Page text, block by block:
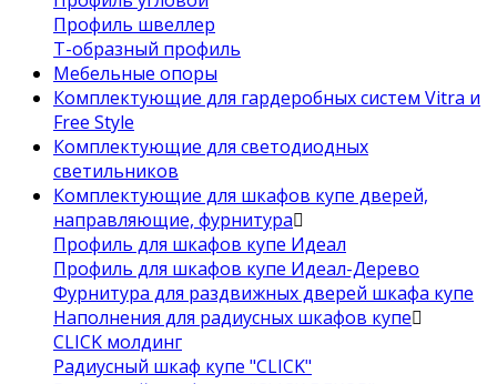
Профиль швеллер
Т-образный профиль
Мебельные опоры
Комплектующие для гардеробных систем Vitra и
Free Style
Комплектующие для светодиодных
светильников
Комплектующие для шкафов купе дверей,
направляющие, фурнитура
Профиль для шкафов купе Идеал
Профиль для шкафов купе Идеал-Дерево
Фурнитура для раздвижных дверей шкафа купе
Наполнения для радиусных шкафов купе
CLICK молдинг
Радиусный шкаф купе "CLICK"